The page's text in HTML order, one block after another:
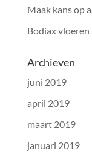
Maak kans op
Bodiax
Archieven
juni 2019
april 2019
maart 2019
januari 2019